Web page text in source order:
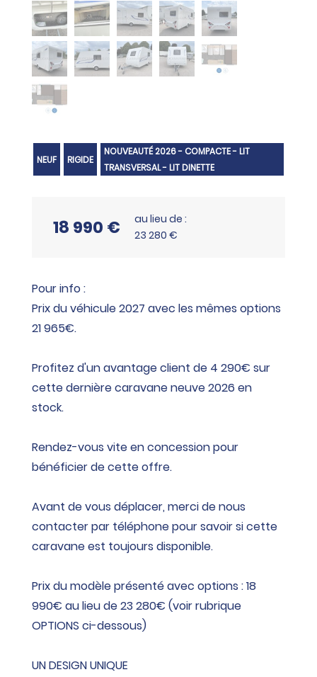
NEUF RIGIDE
NOUVEAUTÉ 2026 - COMPACTE - LIT
TRANSVERSAL - LIT DINETTE
18 990 €
au lieu de :
23 280 €
Pour info :
Prix du véhicule 2027 avec les mêmes options
21 965€.
Profitez d'un avantage client de 4 290€ sur
cette dernière caravane neuve 2026 en
stock.
Rendez-vous vite en concession pour
bénéficier de cette offre.
Avant de vous déplacer, merci de nous
contacter par téléphone pour savoir si cette
caravane est toujours disponible.
Prix du modèle présenté avec options : 18
990€ au lieu de 23 280€ (voir rubrique
OPTIONS ci-dessous)
UN DESIGN UNIQUE